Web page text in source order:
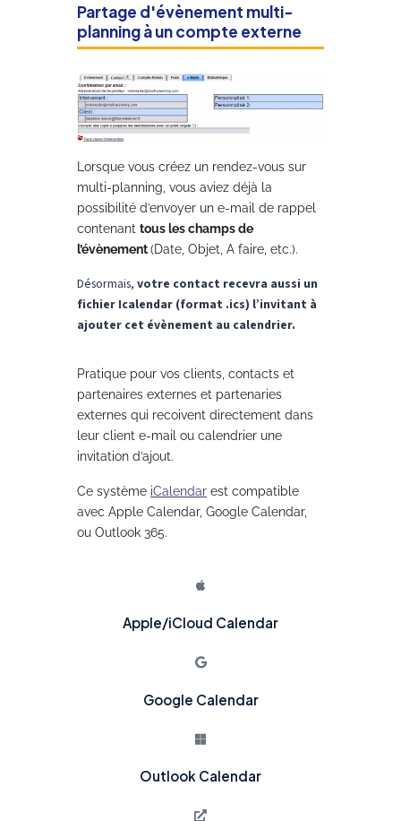
Partage d'évènement multi-
planning à un compte externe
Lorsque vous créez un rendez-vous sur
multi-planning, vous aviez déjà la
possibilité d’envoyer un e-mail de rappel
contenant tous les champs de
l’évènement(Date, Objet, A faire, etc.).
Désormais, votre contact recevra aussi un
fichier Icalendar (format .ics) l’invitant à
ajouter cet évènement au calendrier.
Pratique pour vos clients, contacts et
partenaires externes et partenaries
externes qui recoivent directement dans
leur client e-mail ou calendrier une
invitation d’ajout.
Ce système iCalendar est compatible
avec Apple Calendar, Google Calendar,
ou Outlook 365.
Apple/iCloud Calendar
Google Calendar
Outlook Calendar